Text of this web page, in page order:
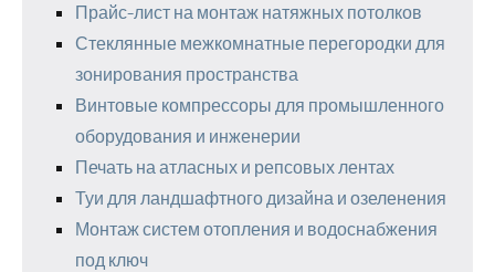
Прайс-лист на монтаж натяжных потолков
Стеклянные межкомнатные перегородки для
зонирования пространства
Винтовые компрессоры для промышленного
оборудования и инженерии
Печать на атласных и репсовых лентах
Туи для ландшафтного дизайна и озеленения
Монтаж систем отопления и водоснабжения
под ключ